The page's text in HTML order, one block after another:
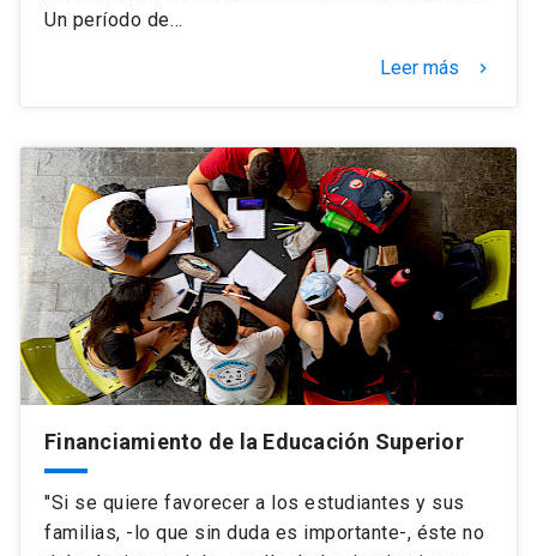
Un período de…
Leer más keyboard_arrow_right
Financiamiento de la Educación Superior
"Si se quiere favorecer a los estudiantes y sus
familias, -lo que sin duda es importante-, éste no